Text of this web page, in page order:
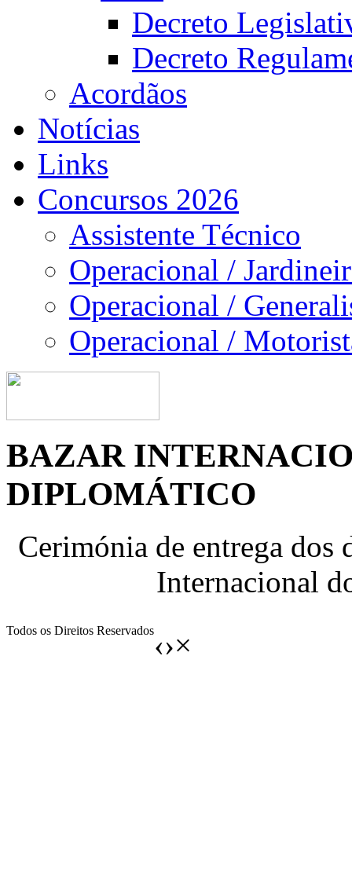
Decreto
Decreto
Acordãos
Notícias
Links
Concursos 2026
Assistente Técnico
Operacional /
Operacional /
Operacional /
BAZAR
DIPLOMÁTICO
Cerimónia de entrega dos
Internacional
Todos os Direitos Reservados‹›×